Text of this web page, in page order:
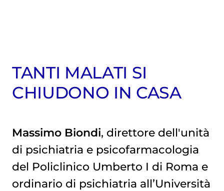
TANTI MALATI SI
CHIUDONO IN CASA
Massimo Biondi, direttore dell'unità
di psichiatria e psicofarmacologia
del Policlinico Umberto I di Roma e
ordinario di psichiatria all’Università